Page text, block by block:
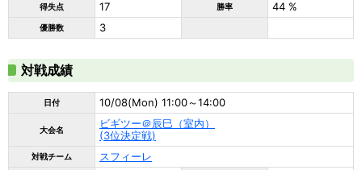
得失点 17 勝率 44 %
優勝数 3
対戦成績
日付 10/08(Mon) 11:00～14:00
大会名
ビギツー＠辰巳（室内）
(3位決定戦)
対戦チーム スフィーレ